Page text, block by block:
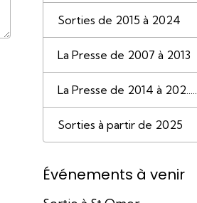
Sorties de 2015 à 2024
La Presse de 2007 à 2013
La Presse de 2014 à 202.....
Sorties à partir de 2025
Événements à venir